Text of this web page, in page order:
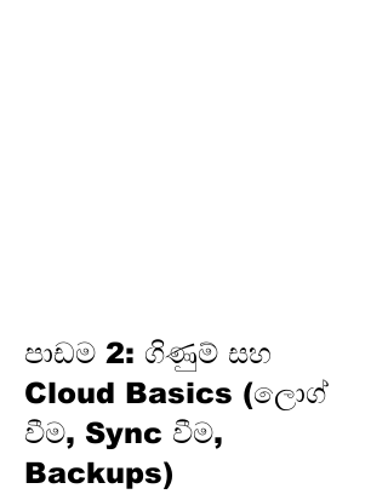
පාඩම 2: ගිණුම් සහ
Cloud Basics (ලොග්
වීම, Sync වීම,
Backups)